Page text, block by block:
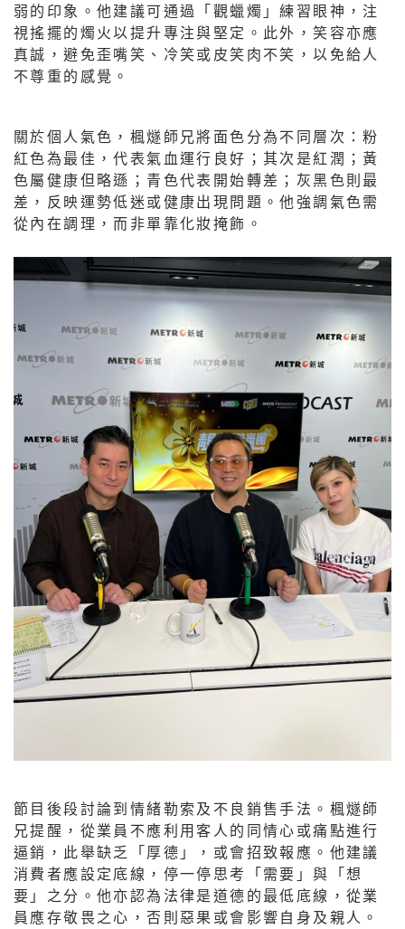
弱的印象。他建議可通過「觀蠟燭」練習眼神，注
視搖擺的燭火以提升專注與堅定。此外，笑容亦應
真誠，避免歪嘴笑、冷笑或皮笑肉不笑，以免給人
不尊重的感覺。
關於個人氣色，楓燧師兄將面色分為不同層次：粉
紅色為最佳，代表氣血運行良好；其次是紅潤；黃
色屬健康但略遜；青色代表開始轉差；灰黑色則最
差，反映運勢低迷或健康出現問題。他強調氣色需
從內在調理，而非單靠化妝掩飾。
節目後段討論到情緒勒索及不良銷售手法。楓燧師
兄提醒，從業員不應利用客人的同情心或痛點進行
逼銷，此舉缺乏「厚德」，或會招致報應。他建議
消費者應設定底線，停一停思考「需要」與「想
要」之分。他亦認為法律是道德的最低底線，從業
員應存敬畏之心，否則惡果或會影響自身及親人。